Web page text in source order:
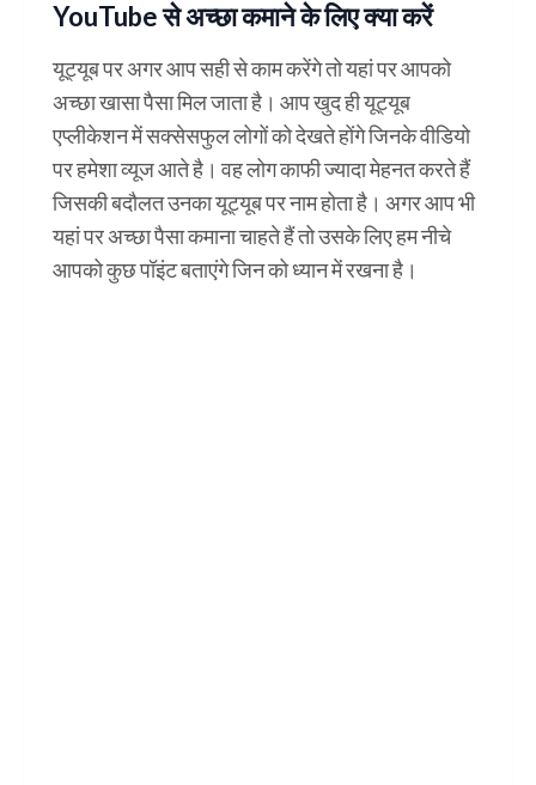
YouTube से अच्छा कमाने के लिए क्या करें
यूट्यूब पर अगर आप सही से काम करेंगे तो यहां पर आपको
अच्छा खासा पैसा मिल जाता है। आप खुद ही यूट्यूब
एप्लीकेशन में सक्सेसफुल लोगों को देखते होंगे जिनके वीडियो
पर हमेशा व्यूज आते है। वह लोग काफी ज्यादा मेहनत करते हैं
जिसकी बदौलत उनका यूट्यूब पर नाम होता है। अगर आप भी
यहां पर अच्छा पैसा कमाना चाहते हैं तो उसके लिए हम नीचे
आपको कुछ पॉइंट बताएंगे जिन को ध्यान में रखना है।